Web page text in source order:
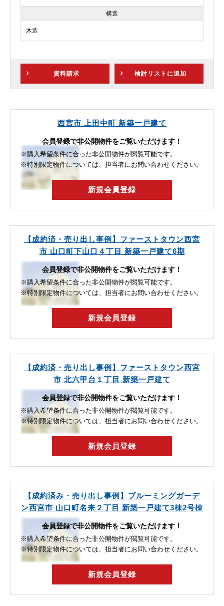
構造
木造
資料請求 検討リスト に追加
西宮市 上田中町 新築一戸建て
会員登録で非公開物件をご覧いただけます！
※購入希望条件に合った非公開物件が閲覧可能です。
※特別限定物件については、担当者にお問い合わせください。
新規会員登録
【成約済・売り出し事例】ファーストタウン西宮
市 山口町下山口４丁目 新築一戸建て6期
会員登録で非公開物件をご覧いただけます！
※購入希望条件に合った非公開物件が閲覧可能です。
※特別限定物件については、担当者にお問い合わせください。
新規会員登録
【成約済・売り出し事例】ファーストタウン西宮
市 北六甲台１丁目 新築一戸建て
会員登録で非公開物件をご覧いただけます！
※購入希望条件に合った非公開物件が閲覧可能です。
※特別限定物件については、担当者にお問い合わせください。
新規会員登録
【成約済み・売り出し事例】ブルーミングガーデ
ン西宮市 山口町名来２丁目 新築一戸建て3棟2号棟
会員登録で非公開物件をご覧いただけます！
※購入希望条件に合った非公開物件が閲覧可能です。
※特別限定物件については、担当者にお問い合わせください。
新規会員登録